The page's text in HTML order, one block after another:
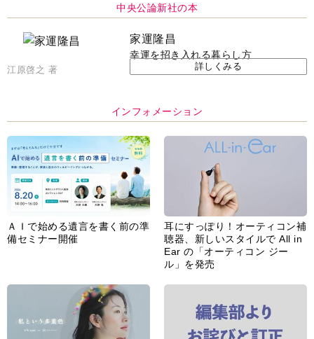
中央公論新社の本
家運隆昌
幸運を招き入れる暮らし方
江原啓之 著 詳しくみる
インフォメーション
ＡＩで始める遺言を書く前の準
備セミナー開催
耳にすっぽり！オーティコン補
聴器、新しいスタイルで All in
Ear の「オーティコン ジー
ル」を発売